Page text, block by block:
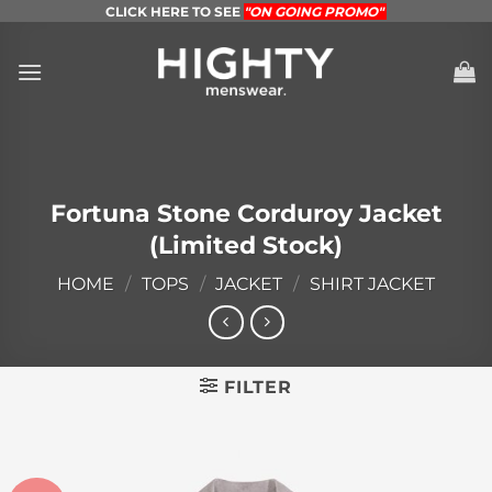
content
CLICK HERE TO SEE "ON GOING PROMO"
Fortuna Stone Corduroy Jacket
(Limited Stock)
HOME / TOPS / JACKET / SHIRT JACKET
FILTER